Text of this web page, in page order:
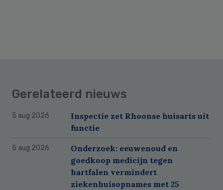
Gerelateerd nieuws
5 aug 2026
Inspectie zet Rhoonse huisarts uit
functie
5 aug 2026
Onderzoek: eeuwenoud en
goedkoop medicijn tegen
hartfalen vermindert
ziekenhuisopnames met 25